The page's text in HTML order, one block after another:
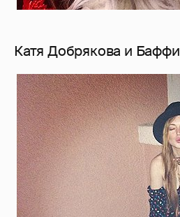
Катя Добрякова и Баффи